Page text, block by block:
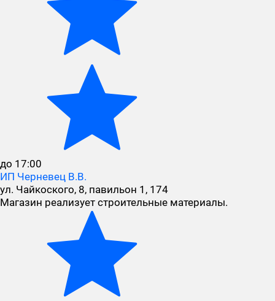
до 17:00
ИП Черневец В.В.
ул. Чайкоского, 8, павильон 1, 174
Магазин реализует строительные материалы.